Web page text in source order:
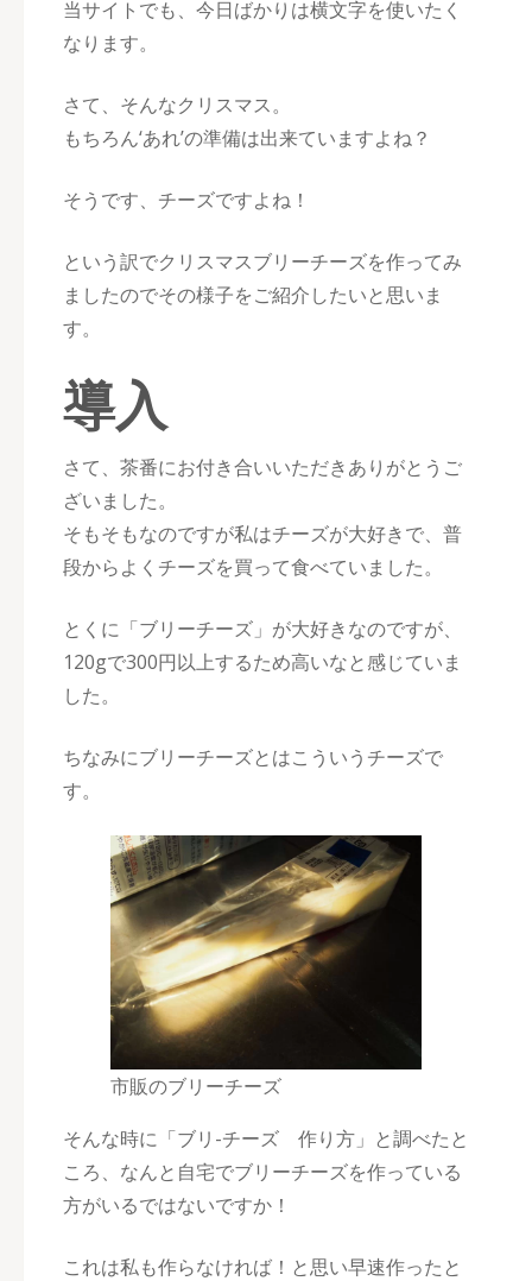
当サイトでも、今日ばかりは横文字を使いたく
なります。
さて、そんなクリスマス。
もちろん‘あれ’の準備は出来ていますよね？
そうです、チーズですよね！
という訳でクリスマスブリーチーズを作ってみ
ましたのでその様子をご紹介したいと思いま
す。
導入
さて、茶番にお付き合いいただきありがとうご
ざいました。
そもそもなのですが私はチーズが大好きで、普
段からよくチーズを買って食べていました。
とくに「ブリーチーズ」が大好きなのですが、
120gで300円以上するため高いなと感じていま
した。
ちなみにブリーチーズとはこういうチーズで
す。
市販のブリーチーズ
そんな時に「ブリ-チーズ 作り方」と調べたと
ころ、なんと自宅でブリーチーズを作っている
方がいるではないですか！
これは私も作らなければ！と思い早速作ったと